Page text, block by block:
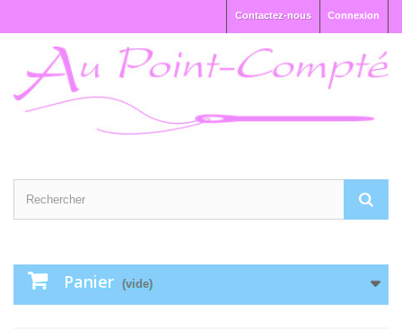
Connexion
Contactez-nous
Panier (vide)